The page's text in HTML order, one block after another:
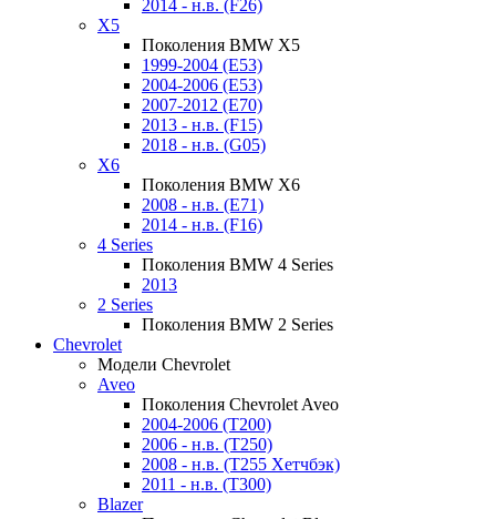
2014 - н.в. (F26)
X5
Поколения BMW X5
1999-2004 (E53)
2004-2006 (E53)
2007-2012 (E70)
2013 - н.в. (F15)
2018 - н.в. (G05)
X6
Поколения BMW X6
2008 - н.в. (E71)
2014 - н.в. (F16)
4 Series
Поколения BMW 4 Series
2013
2 Series
Поколения BMW 2 Series
Chevrolet
Модели Chevrolet
Aveo
Поколения Chevrolet Aveo
2004-2006 (T200)
2006 - н.в. (T250)
2008 - н.в. (T255 Хетчбэк)
2011 - н.в. (Т300)
Blazer